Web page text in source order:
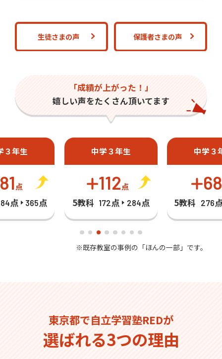
生徒さまの声 保護者さまの声
「成績が上がった！」
嬉しい声をたくさん頂いてます
３年生
点
点 365点
中学３年生
112 点
5教科 172点 284点
中学３
68
5教科 276
※既存教室の事例の「ほんの一部」です。
東京都で自立学習塾REDが
選ばれる3つの理由